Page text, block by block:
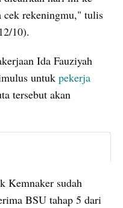
cek rekeningmu," tulis
10).
Ida Fauziyah
untuk pekerja
tersebut akan
Kemnaker sudah
BSU tahap 5 dari